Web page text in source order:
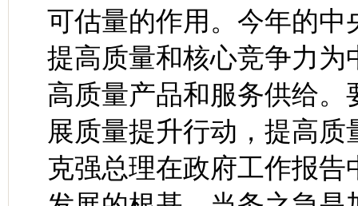
可估量的作用。今年的
提高质量和核心竞争力
高质量产品和服务供给
展质量提升行动，提高
克强总理在政府工作报